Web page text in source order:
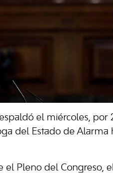
el miércoles, por
del Estado de
el Pleno del Congreso,